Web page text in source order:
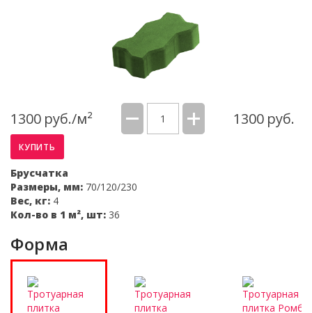
1300 руб./м² 1300 руб.
КУПИТЬ
Брусчатка
Размеры, мм: 70/120/230
Вес, кг: 4
Кол-во в 1 м², шт: 36
Форма